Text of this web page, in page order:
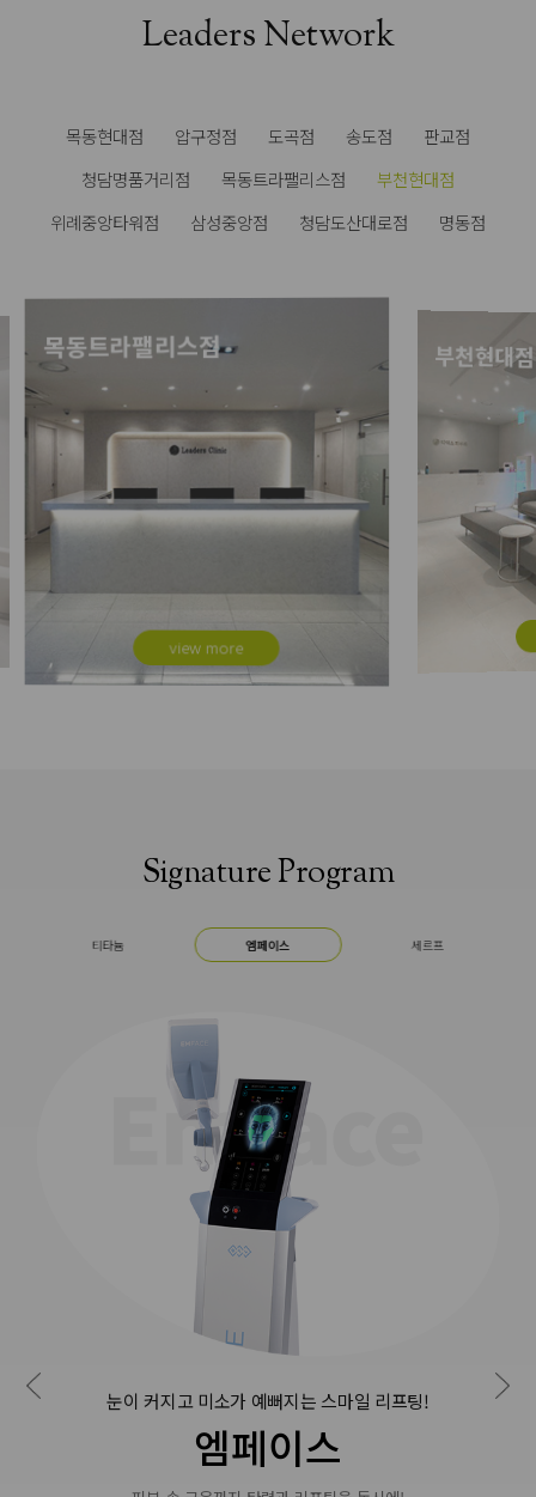
Leaders Network
목동현대점 압구정점 도곡점 송도점
판교점
청담명품거리점
목동트라팰리스점
부천현대점
위례중앙타워점
삼성중앙점 청담도산대로점 명동점
부천현대점
view more
위례
Signature Program
엠페이스 세르프 ONDA
피부 속부터 차오르는 쫀쫀한 타이트닝 효과!
세르프